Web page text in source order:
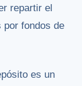
repartir el
por fondos de
es un